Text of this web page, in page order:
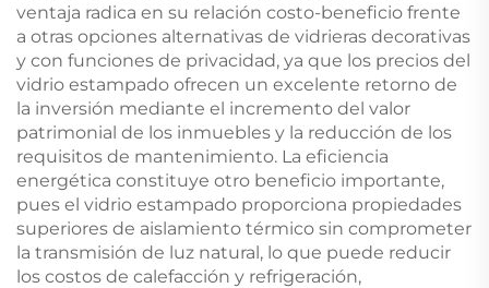
ventaja radica en su relación costo-beneficio frente
a otras opciones alternativas de vidrieras decorativas
y con funciones de privacidad, ya que los precios del
vidrio estampado ofrecen un excelente retorno de
la inversión mediante el incremento del valor
patrimonial de los inmuebles y la reducción de los
requisitos de mantenimiento. La eficiencia
energética constituye otro beneficio importante,
pues el vidrio estampado proporciona propiedades
superiores de aislamiento térmico sin comprometer
la transmisión de luz natural, lo que puede reducir
los costos de calefacción y refrigeración,